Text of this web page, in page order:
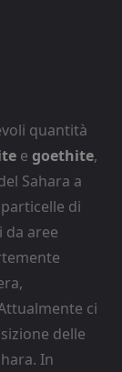
quantità
e goethite,
Sahara a
di
aree
ci
delle
In